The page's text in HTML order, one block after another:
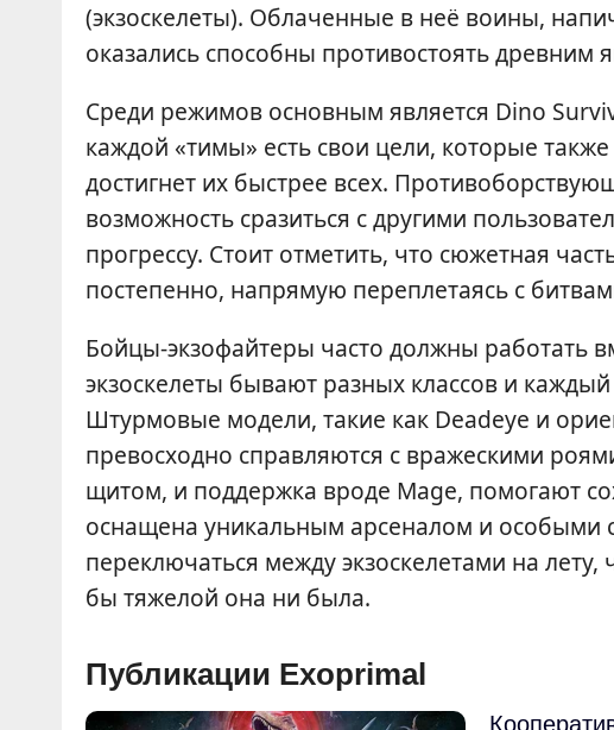
(экзоскелеты). Облаченные в неё воины,
оказались способны противостоять древним
Среди режимов основным является Dino
каждой «тимы» есть свои цели, которые
достигнет их быстрее всех.
возможность сразиться с другими
прогрессу. Стоит отметить, что сюжетная
постепенно, напрямую переплетаясь с
Бойцы-экзофайтеры часто должны работать
экзоскелеты бывают разных классов и
Штурмовые модели, такие как Deadeye и
превосходно справляются с вражескими
щитом, и поддержка вроде Mage, помогают
оснащена уникальным арсеналом и особыми
переключаться между экзоскелетами на
бы тяжелой она ни была.
Публикации Exoprimal